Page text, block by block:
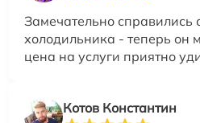
Замечательно справились
холодильника - теперь он
цена на услуги приятно
Котов Константин